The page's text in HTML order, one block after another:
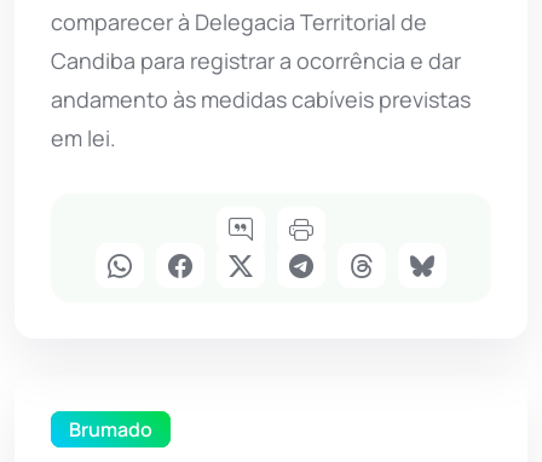
comparecer à Delegacia Territorial de
Candiba para registrar a ocorrência e dar
andamento às medidas cabíveis previstas
em lei.
Brumado